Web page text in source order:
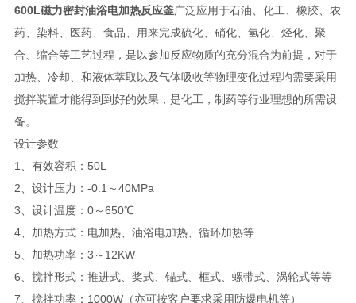
600L磁力密封油浴电加热反应釜广泛应用于石油、化工、橡胶、农
药、染料、医药、食品、用来完成硫化、硝化、氢化、烃化、聚
合、缩合等工艺过程，是以参加反应物质的充分混合为前提，对于
加热、冷却、和液体萃取以及气体吸收等物理变化过程均需要采用
搅拌装置才能得到到好的效果，是化工，制药等行业理想的所需设
备。
设计参数
1、有效容积：50L
2、设计压力：-0.1～40MPa
3、设计温度：0～650℃
4、加热方式：电加热、油浴电加热、循环加热等
5、加热功率：3～12KW
6、搅拌形式：推进式、桨式、锚式、框式、螺带式、涡轮式等等
7、搅拌功率：1000W（亦可按客户要求采用防爆电机等）